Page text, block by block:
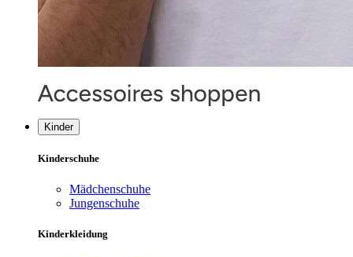
Kinder
Kinderschuhe
Mädchenschuhe
Jungenschuhe
Kinderkleidung